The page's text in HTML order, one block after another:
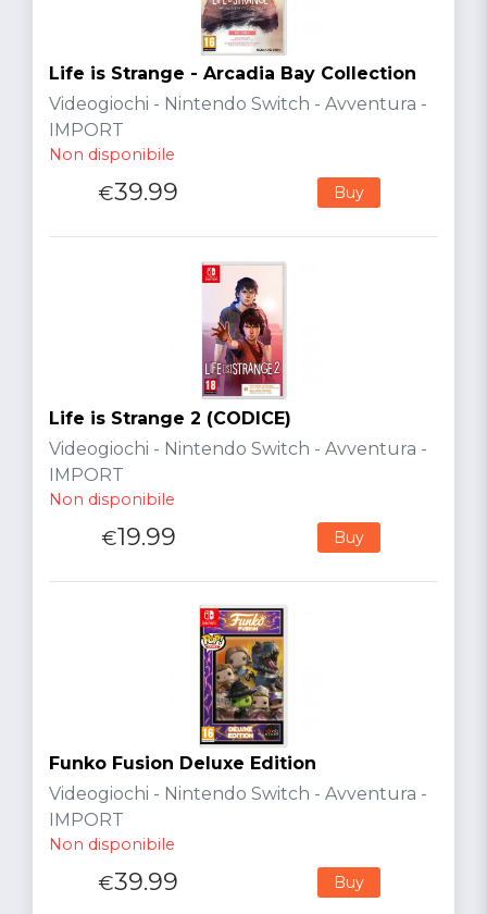
Life is Strange - Arcadia Bay Collection
Videogiochi - Nintendo Switch - Avventura -
IMPORT
Non disponibile
€39.99 Buy
Life is Strange 2 (CODICE)
Videogiochi - Nintendo Switch - Avventura -
IMPORT
Non disponibile
€19.99 Buy
Funko Fusion Deluxe Edition
Videogiochi - Nintendo Switch - Avventura -
IMPORT
Non disponibile
€39.99 Buy